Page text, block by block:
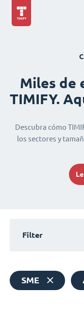
Miles de
TIMIFY.
Descubra cómo
los sectores y
Filter
SME